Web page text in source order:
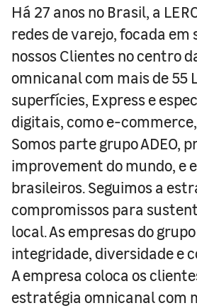
Há 27 anos no Brasil, a
redes de varejo, focada
nossos Clientes no centro
omnicanal com mais de 55
superfícies, Express e
digitais, como e-
Somos parte grupo ADEO,
improvement do mundo, e
brasileiros. Seguimos a
compromissos para
local. As empresas do
integridade, diversidade e
A empresa coloca os
estratégia omnicanal com